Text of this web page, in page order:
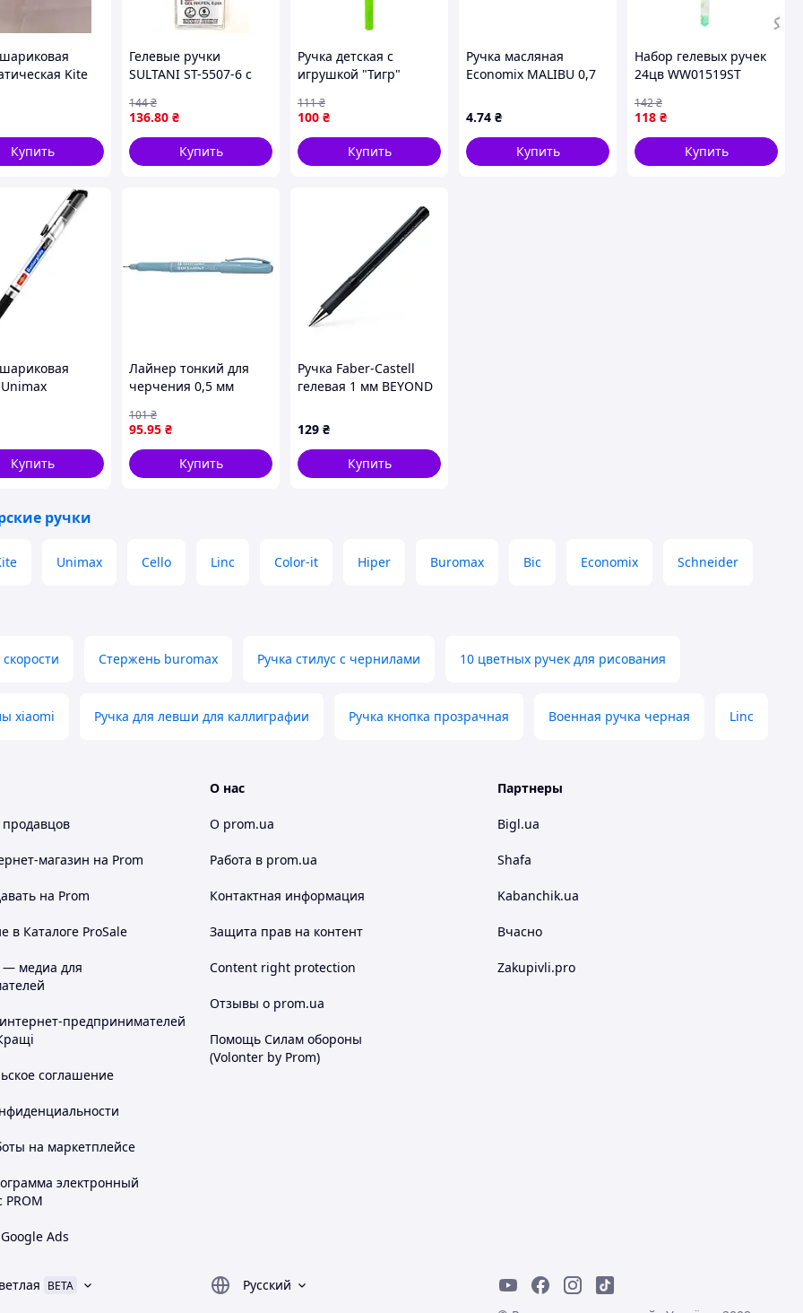
Kite
Купить
Гелевые ручки
SULTANI ST-5507-6 с
для письма
136.80 ₴
144₴
Купить
Ручка детская с
игрушкой "Тигр"
гелевая, синяя
100 ₴
111₴
Купить
Ручка масляная
Economix MALIBU 0,7
(1/50/1000)
4.74 ₴
Купить
Набор гелевых ручек
24цв WW01519ST
118 ₴
142₴
Купить
шт. (UX-122-01)
Купить
Лайнер тонкий для
черчения 0,5 мм
95.95 ₴
101₴
Купить
Ручка Faber-Castell
гелевая 1 мм BEYOND
129 ₴
Купить
ручки
Unimax Cello Linc Color-it Hiper Buromax Bic Economix Schneider
Стержень buromax Ручка стилус с чернилами 10 цветных ручек для рисования
xiaomi Ручка для левши для каллиграфии Ручка кнопка прозрачная Военная ручка черная Linc
магазин на Prom
на Prom
в Каталоге ProSale
— медиа для
предпринимателей
соглашение
на маркетплейсе
электронный
PROM
Ads
О нас
О prom.ua
Работа в prom.ua
Контактная информация
Защита прав на контент
Content right protection
Отзывы о prom.ua
Помощь Силам обороны
(Volonter by Prom)
Партнеры
Bigl.ua
Shafa
Kabanchik.ua
Вчасно
Zakupivli.pro
BETA
Русский